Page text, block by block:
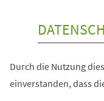
Durch die Nutzung
einverstanden, dass